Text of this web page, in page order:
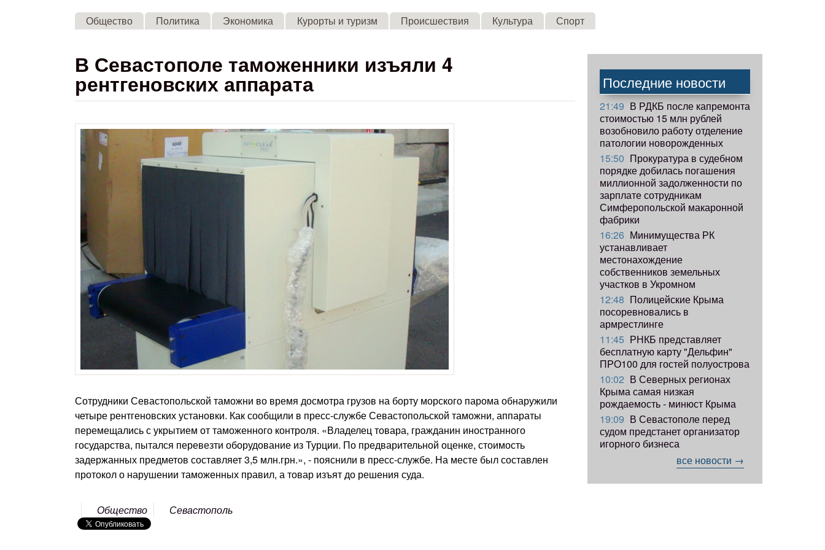
Skip to main content
Общество Политика Экономика Курорты и туризм Происшествия Культура Спорт
В Севастополе таможенники изъяли 4
рентгеновских аппарата
Сотрудники Севастопольской таможни во время досмотра грузов на борту морского парома обнаружили
четыре рентгеновских установки. Как сообщили в пресс-службе Севастопольской таможни, аппараты
перемещались с укрытием от таможенного контроля. «Владелец товара, гражданин иностранного
государства, пытался перевезти оборудование из Турции. По предварительной оценке, стоимость
задержанных предметов составляет 3,5 млн.грн.», - пояснили в пресс-службе. На месте был составлен
протокол о нарушении таможенных правил, а товар изъят до решения суда.
Общество Севастополь
Последние новости
21:49 В РДКБ после капремонта
стоимостью 15 млн рублей
возобновило работу отделение
патологии новорожденных
15:50 Прокуратура в судебном
порядке добилась погашения
миллионной задолженности по
зарплате сотрудникам
Симферопольской макаронной
фабрики
16:26 Минимущества РК
устанавливает
местонахождение
собственников земельных
участков в Укромном
12:48 Полицейские Крыма
посоревновались в
армрестлинге
11:45 РНКБ представляет
бесплатную карту "Дельфин"
ПРО100 для гостей полуострова
10:02 В Северных регионах
Крыма самая низкая
рождаемость - минюст Крыма
19:09 В Севастополе перед
судом предстанет организатор
игорного бизнеса
все новости →